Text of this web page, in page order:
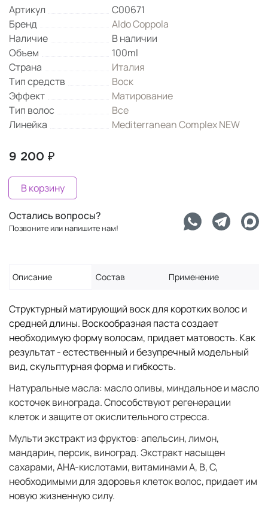
Артикул
C00671
Бренд
Aldo Coppola
Наличие
В наличии
Объем
100ml
Страна
Италия
Тип средств
Воск
Эффект
Матирование
Тип волос
Все
Линейка
Mediterranean Complex NEW
9 200 ₽
В корзину
Остались вопросы?
Позвоните или напишите нам!
Описание Состав Применение
Структурный матирующий воск для коротких волос и
средней длины. Воскообразная паста создает
необходимую форму волосам, придает матовость. Как
результат - естественный и безупречный модельный
вид, скульптурная форма и гибкость.
Натуральные масла: масло оливы, миндальное и масло
косточек винограда. Способствуют регенерации
клеток и защите от окислительного стресса.
Мульти экстракт из фруктов: апельсин, лимон,
мандарин, персик, виноград. Экстракт насыщен
сахарами, AHA-кислотами, витаминами A, B, C,
необходимыми для здоровья клеток волос, придает им
новую жизненную силу.